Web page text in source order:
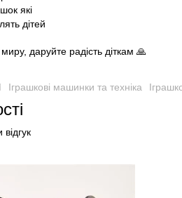
даруйте радість діткам 🙏
Іграшкові машинки та техніка